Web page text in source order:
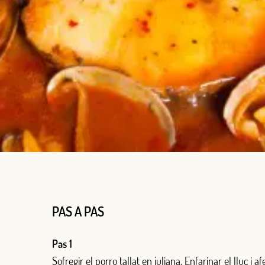
PAS A PAS
Pas 1
Sofregir el porro tallat en juliana. Enfarinar el lluç i